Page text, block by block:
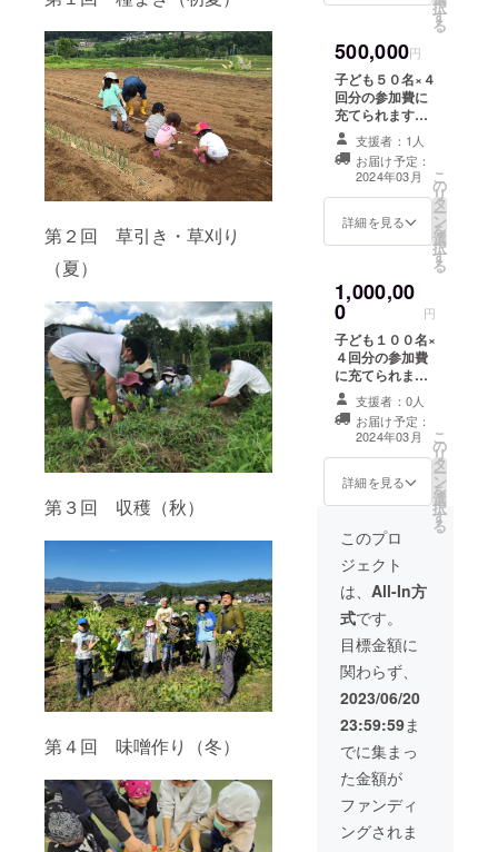
第２回 草引き・草刈り
（夏）
第３回 収穫（秋）
第４回 味噌作り（冬）
（会社
可。文
字＋リ
ンクバ
ナー＋
応援
メッ
載。）
子ども
礼の手
択
す
る
500,000円
子ども５０名×４
回分の参加費に
充てられます。
代表理事の片山
が講演（会場の
キャパに応じて
100名まで参加
可能）または１
日講習（サバイ
加可能）に伺い
ます。（日程、
内容は応相談。
大人向けでも子
ども向けでも
可） 子どもたち
直筆のお礼の手
紙
支援者：1人
お届け予定：
2024年03月
詳細を見る
こ
の
リ
タ
ー
ン
を
選
択
す
る
1,000,00
0 円
子ども１００名×
４回分の参加費
に充てられま
す。 代表理事の
片山を講演（会
場のキャパに応
じて100名まで
参加可能）や講
習（サバイバル
名まで参加可
使ってくださ
い。（日程、内
容は応相談。大
人向けでも子ど
も向けでも可）
子どもたち直筆
のお礼の手紙
支援者：0人
お届け予定：
2024年03月
詳細を見る
こ
の
リ
タ
ー
ン
を
選
択
す
る
このプロ
ジェクト
は、 All-In方
式です。
目標金額に
関わらず、
2023/06/20
23:59:59ま
でに集まっ
た金額が
ファンディ
ングされま